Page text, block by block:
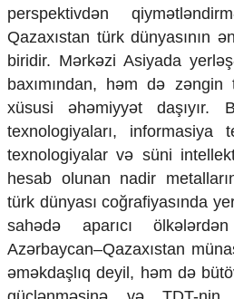
perspektivdən
Qazaxıstan türk dünyasının
biridir. Mərkəzi Asiyada
baxımından, həm də zəngin
xüsusi əhəmiyyət
texnologiyaları, informasiya
texnologiyalar və süni
hesab olunan nadir
türk dünyası coğrafiyasında
sahədə aparıcı
Azərbaycan–Qazaxıstan
əməkdaşlıq deyil, həm də